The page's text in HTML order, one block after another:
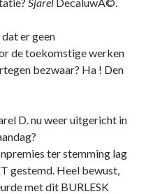
er geen
de toekomstige werken
bezwaar? Ha ! Den
D. nu weer uitgericht in
ter stemming lag
gestemd. Heel bewust,
met dit BURLESK